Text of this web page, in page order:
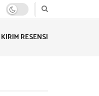
KIRIM RESENSI